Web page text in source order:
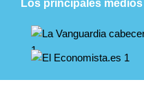
Los principales